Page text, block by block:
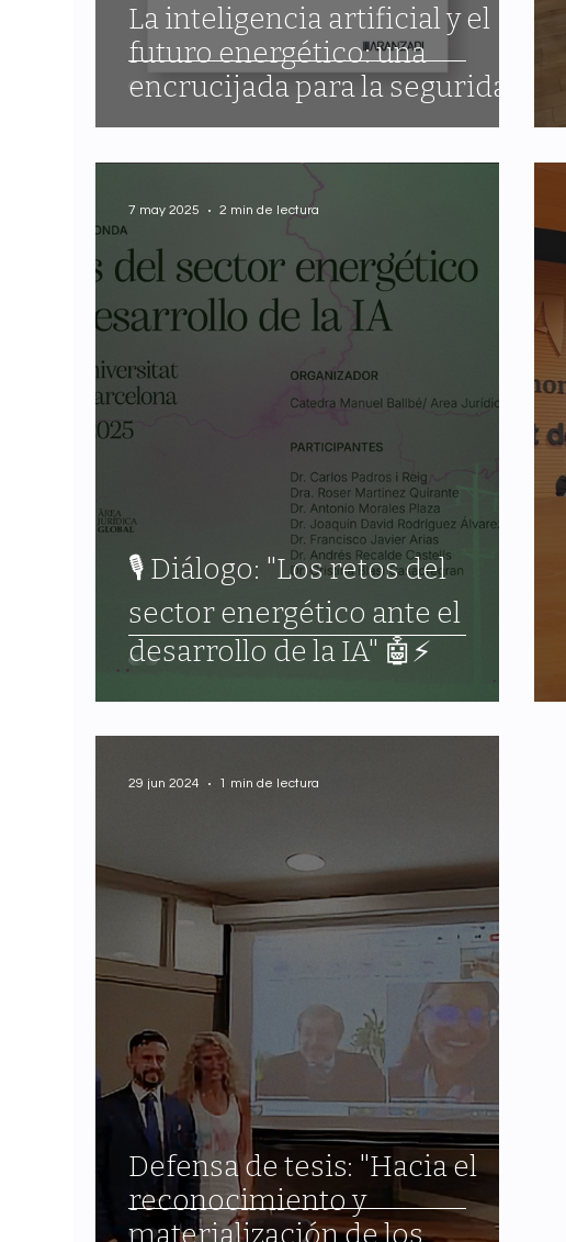
La inteligencia artificial y el
futuro energético: una
encrucijada para la seguridad
humana
🎙️ Diálogo: "Los retos del
sector energético ante el
desarrollo de la IA" 🤖⚡
7 may 2025 2 min de lectura
Defensa de tesis: "Hacia el
reconocimiento y
materialización de los
29 jun 2024 1 min de lectura